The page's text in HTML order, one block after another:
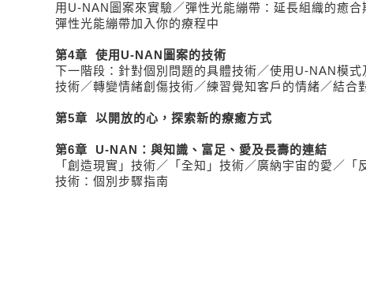
用U-NAN圖案來實驗／彈性光能繃帶：延長組織的癒
彈性光能繃帶加入你的療程中
第4章 使用U-NAN圖案的技術
下一階段：針對個別問題的具體技術／使用U-NAN模式
技術／轉變情緒創傷技術／練習覺知客戶的情緒／結合
第5章 以開放的心，探索新的療癒方式
第6章 U-NAN：與知識、富足、愛及長壽的連結
「創造現實」技術／「全知」技術／廣納宇宙的愛／「
技術：個別步驟指南